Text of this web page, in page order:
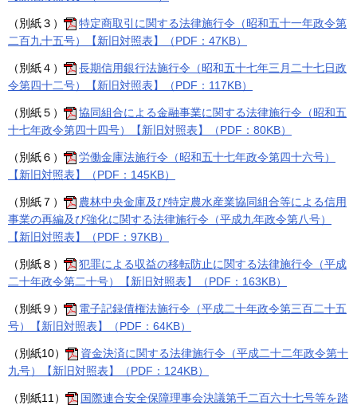
（別紙３）
特定商取引に関する法律施行令（昭和五十一年政令第
二百九十五号）【新旧対照表】（PDF：47KB）
（別紙４）
長期信用銀行法施行令（昭和五十七年三月二十七日政
令第四十二号）【新旧対照表】（PDF：117KB）
（別紙５）
協同組合による金融事業に関する法律施行令（昭和五
十七年政令第四十四号）【新旧対照表】（PDF：80KB）
（別紙６）
労働金庫法施行令（昭和五十七年政令第四十六号）
【新旧対照表】（PDF：145KB）
（別紙７）
農林中央金庫及び特定農水産業協同組合等による信用
事業の再編及び強化に関する法律施行令（平成九年政令第八号）
【新旧対照表】（PDF：97KB）
（別紙８）
犯罪による収益の移転防止に関する法律施行令（平成
二十年政令第二十号）【新旧対照表】（PDF：163KB）
（別紙９）
電子記録債権法施行令（平成二十年政令第三百二十五
号）【新旧対照表】（PDF：64KB）
（別紙10）
資金決済に関する法律施行令（平成二十二年政令第十
九号）【新旧対照表】（PDF：124KB）
（別紙11）
国際連合安全保障理事会決議第千二百六十七号等を踏